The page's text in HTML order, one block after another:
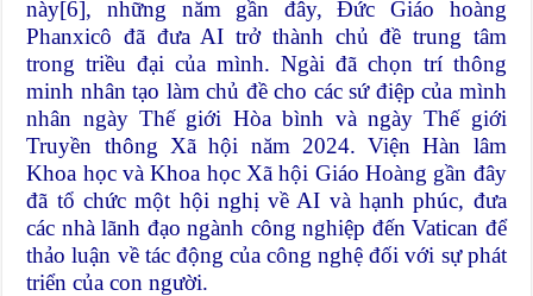
này[6], những năm gần đây, Đức Giáo hoàng
Phanxicô đã đưa AI trở thành chủ đề trung tâm
trong triều đại của mình. Ngài đã chọn trí thông
minh nhân tạo làm chủ đề cho các sứ điệp của mình
nhân ngày Thế giới Hòa bình và ngày Thế giới
Truyền thông Xã hội năm 2024. Viện Hàn lâm
Khoa học và Khoa học Xã hội Giáo Hoàng gần đây
đã tổ chức một hội nghị về AI và hạnh phúc, đưa
các nhà lãnh đạo ngành công nghiệp đến Vatican để
thảo luận về tác động của công nghệ đối với sự phát
triển của con người.